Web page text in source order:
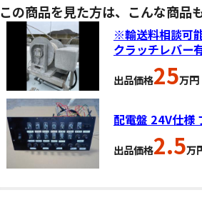
この商品を見た方は、こんな商品
※輸送料相談可
クラッチレバー
出品価格25万円
配電盤 24V仕様
出品価格2.5万